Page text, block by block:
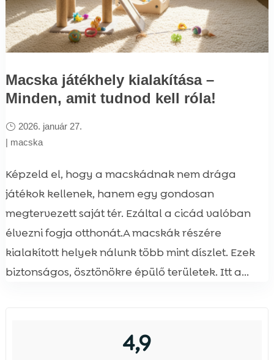
Macska játékhely kialakítása –
Minden, amit tudnod kell róla!
2026. január 27.
| macska
Képzeld el, hogy a macskádnak nem drága
játékok kellenek, hanem egy gondosan
megtervezett saját tér. Ezáltal a cicád valóban
élvezni fogja otthonát.A macskák részére
kialakított helyek nálunk több mint díszlet. Ezek
biztonságos, ösztönökre épülő területek. Itt a...
4,9